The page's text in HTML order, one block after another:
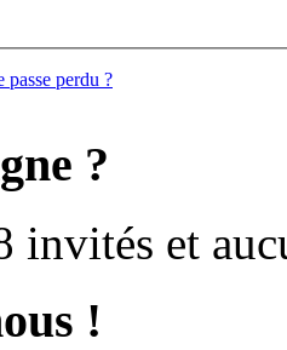
perdu ?
?
invités et
!